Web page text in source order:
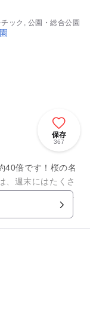
ック, 公園・総合公園
保存
367
40倍です！桜の名
、週末にはたくさ
が集まったわんぱ